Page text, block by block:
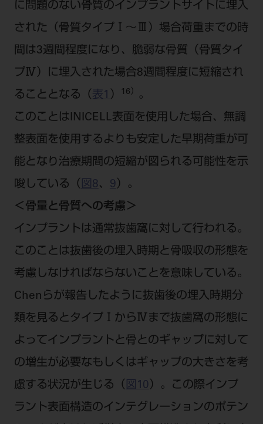
に問題のない骨質のインプラントサイトに埋入
された（骨質タイプⅠ～Ⅲ）場合荷重までの時
間は3週間程度になり、脆弱な骨質（骨質タイ
プⅣ）に埋入された場合8週間程度に短縮され
ることとなる（表1 ） 16）
。
このことはINICELL表面を使用した場合、無調
整表面を使用するよりも安定した早期荷重が可
能となり治療期間の短縮が図られる可能性を示
唆している（ 図8 、 9 ）。
＜骨量と骨質への考慮＞
インプラントは通常抜歯窩に対して行われる。
このことは抜歯後の埋入時期と骨吸収の形態を
考慮しなければならないことを意味している。
Chenらが報告したように抜歯後の埋入時期分
類を見るとタイプⅠからⅣまで抜歯窩の形態に
よってインプラントと骨とのギャップに対して
の増生が必要なもしくはギャップの大きさを考
慮する状況が生じる（ 図10 ）。この際インプ
ラント表面構造のインテグレーションのポテン